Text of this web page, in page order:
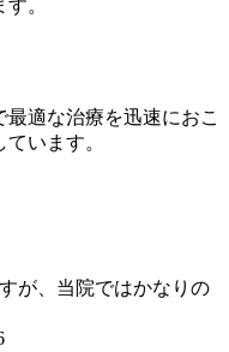
。
適な治療を迅速におこ
います。
が、当院ではかなりの